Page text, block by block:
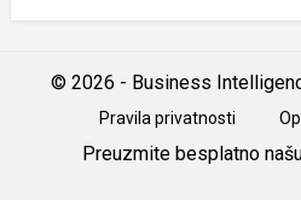
© 2026 - Business
Pravila privatnosti
Preuzmite besplatno